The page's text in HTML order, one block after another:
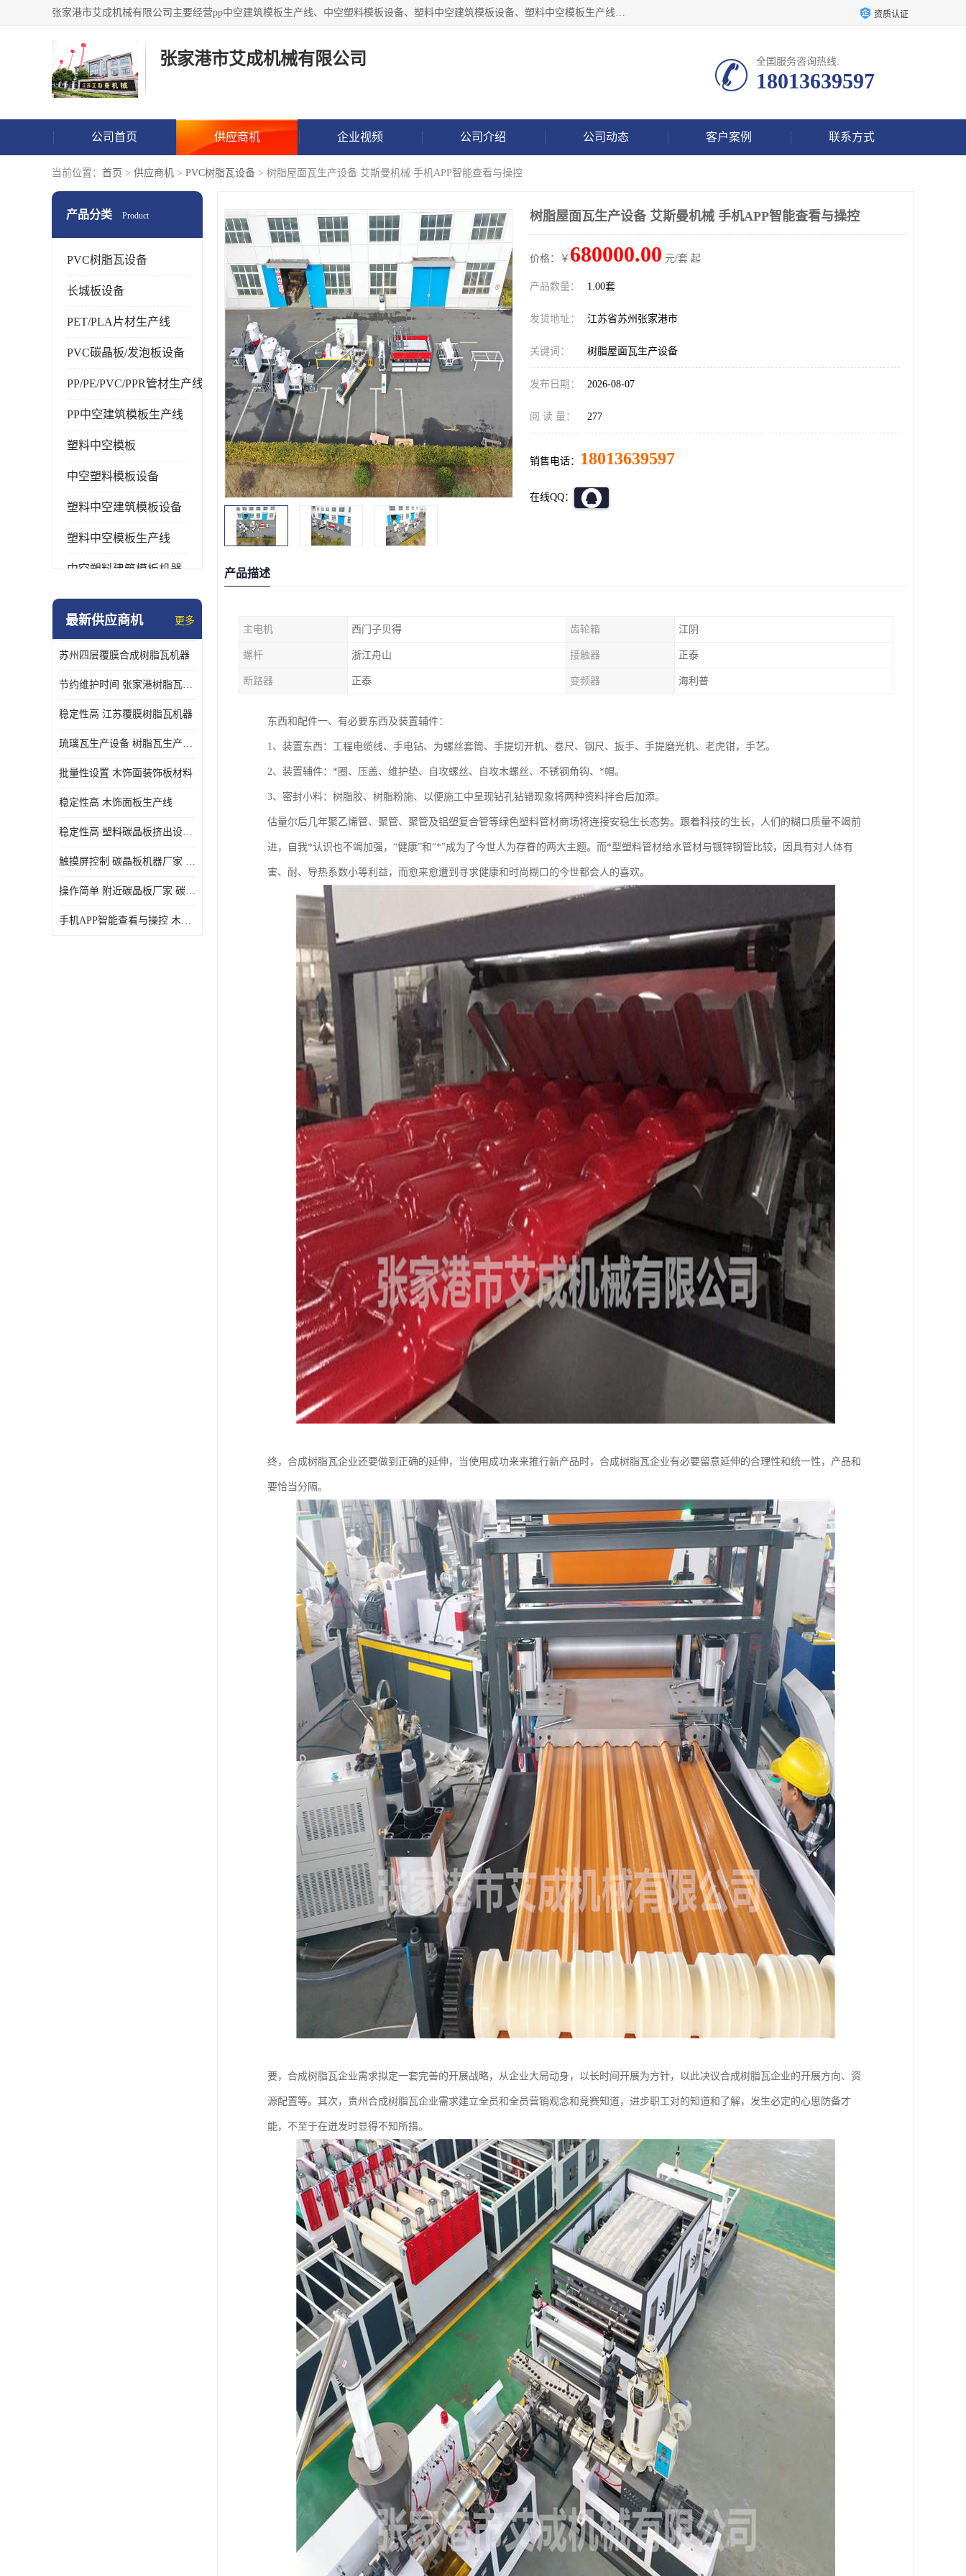
张家港市艾成机械有限公司主要经营pp中空建筑模板生产线、中空塑料模板设备、塑料中空建筑模板设备、塑料中空模板生产线、中空塑料建筑模板机器系列及相关辅机设备等。我们将不断超越自我，一如既往地为客户设计价值，竭诚为您提供更优质的技术、产品和服务！ 资质认证
张家港市艾成机械有限公司 全国服务咨询热线:
18013639597
公司首页 供应商机 企业视频 公司介绍 公司动态 客户案例 联系方式
当前位置： 首页 > 供应商机 > PVC树脂瓦设备 > 树脂屋面瓦生产设备 艾斯曼机械 手机APP智能查看与操控
产品分类 Product
PVC树脂瓦设备
长城板设备
PET/PLA片材生产线
PVC碳晶板/发泡板设备
PP/PE/PVC/PPR管材生产线
PP中空建筑模板生产线
塑料中空模板
中空塑料模板设备
塑料中空建筑模板设备
塑料中空模板生产线
中空塑料建筑模板机器
最新供应商机 更多
苏州四层覆膜合成树脂瓦机器
节约维护时间 张家港树脂瓦小青瓦成型机
稳定性高 江苏覆膜树脂瓦机器
琉璃瓦生产设备 树脂瓦生产设备
批量性设置 木饰面装饰板材料
稳定性高 木饰面板生产线
稳定性高 塑料碳晶板挤出设备 碳晶板设备
触摸屏控制 碳晶板机器厂家 碳晶板全屋装修的利和弊
操作简单 附近碳晶板厂家 碳晶板机器厂家
手机APP智能查看与操控 木饰面板机器
树脂屋面瓦生产设备 艾斯曼机械 手机APP智能查看与操控
价格：￥ 680000.00 元/套 起
产品数量： 1.00套
发货地址： 江苏省苏州张家港市
关键词： 树脂屋面瓦生产设备
发布日期： 2026-08-07
阅 读 量： 277
销售电话： 18013639597
在线QQ：
产品描述
主电机 西门子贝得 齿轮箱 江阴
螺杆 浙江舟山 接触器 正泰
断路器 正泰 变频器 海利普
东西和配件一、有必要东西及装置辅件：
1、装置东西：工程电缆线、手电钻、为螺丝套筒、手提切开机、卷尺、钢尺、扳手、手提磨光机、老虎钳，手艺。
2、装置辅件：*圈、压盖、维护垫、自攻螺丝、自攻木螺丝、不锈钢角钩、*帽。
3、密封小料：树脂胶、树脂粉施、以便施工中呈现钻孔钻错现象将两种资料拌合后加添。
估量尔后几年聚乙烯管、聚管、聚管及铝塑复合管等绿色塑料管材商场将连接安稳生长态势。跟着科技的生长，人们的糊口质量不竭前
进，自我*认识也不竭加强，“健康”和“*”成为了今世人为存眷的两大主题。而*型塑料管材给水管材与镀锌钢管比较，因具有对人体有
害、耐、导热系数小等利益，而愈来愈遭到寻求健康和时尚糊口的今世都会人的喜欢。
终，合成树脂瓦企业还要做到正确的延伸，当使用成功来来推行新产品时，合成树脂瓦企业有必要留意延伸的合理性和统一性，产品和
要恰当分隔。
要，合成树脂瓦企业需求拟定一套完善的开展战略，从企业大局动身，以长时间开展为方针，以此决议合成树脂瓦企业的开展方向、资
源配置等。其次，贵州合成树脂瓦企业需求建立全员和全员营销观念和竞赛知道，进步职工对的知道和了解，发生必定的心思防备才
能，不至于在迸发时显得不知所措。